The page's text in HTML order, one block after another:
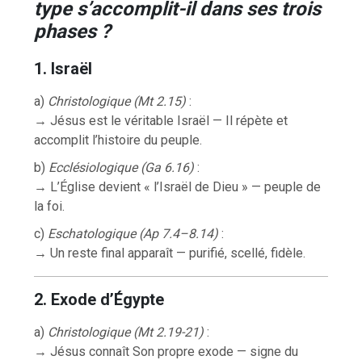
type s’accomplit-il dans ses trois
phases ?
1. Israël
a) Christologique (Mt 2.15) :
→ Jésus est le véritable Israël — Il répète et
accomplit l’histoire du peuple.
b) Ecclésiologique (Ga 6.16) :
→ L’Église devient « l’Israël de Dieu » — peuple de
la foi.
c) Eschatologique (Ap 7.4–8.14) :
→ Un reste final apparaît — purifié, scellé, fidèle.
2. Exode d’Égypte
a) Christologique (Mt 2.19-21) :
→ Jésus connaît Son propre exode — signe du